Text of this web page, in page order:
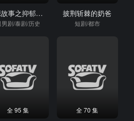
热恋故事之抑郁或自私
男剧/泰剧/历史
披荆斩棘的奶爸
短剧/都市
全 95 集 全 70 集